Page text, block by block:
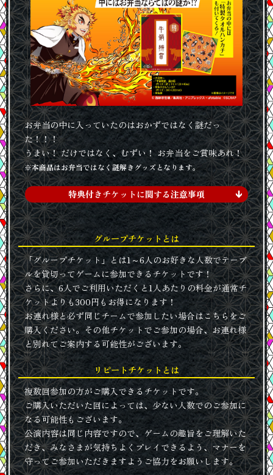
お弁当の中に入っていたのはおかずではなく謎だっ
た！！！
うまい！ だけではなく、むずい！ お弁当をご賞味あれ！
※本商品はお弁当ではなく謎解きグッズとなります。
特典付きチケットに関する注意事項
グループチケットとは
「グループチケット」とは1～6人のお好きな人数でテーブ
ルを貸切ってゲームに参加できるチケットです！
さらに、6人でご利用いただくと1人あたりの料金が通常チ
ケットよりも300円もお得になります！
お連れ様と必ず同じチームで参加したい場合はこちらをご
購入ください。その他チケットでご参加の場合、お連れ様
と別れてご案内する可能性がございます。
リピートチケットとは
複数回参加の方がご購入できるチケットです。
ご購入いただいた回によっては、少ない人数でのご参加に
なる可能性もございます。
公演内容は同じ内容ですので、ゲームの趣旨をご理解いた
だき、みなさまが気持ちよくプレイできるよう、マナーを
守ってご参加いただきますようご協力をお願いします。